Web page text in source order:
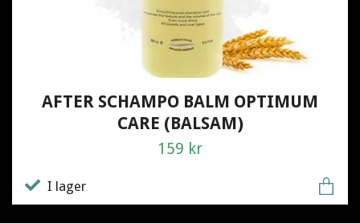
AFTER SCHAMPO BALM OPTIMUM
CARE (BALSAM)
159 kr
I lager